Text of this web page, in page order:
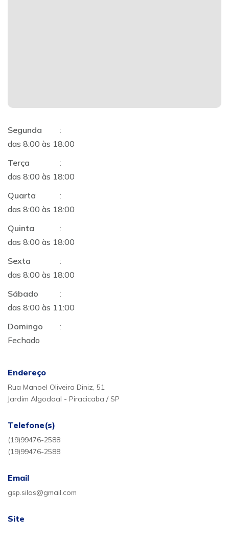
Segunda
:
das 8:00 às 18:00
Terça
:
das 8:00 às 18:00
Quarta
:
das 8:00 às 18:00
Quinta
:
das 8:00 às 18:00
Sexta
:
das 8:00 às 18:00
Sábado
:
das 8:00 às 11:00
Domingo
:
Fechado
Endereço
Rua Manoel Oliveira Diniz, 51
Jardim Algodoal - Piracicaba / SP
Telefone(s)
(19)99476-2588
(19)99476-2588
Email
gsp.silas@gmail.com
Site